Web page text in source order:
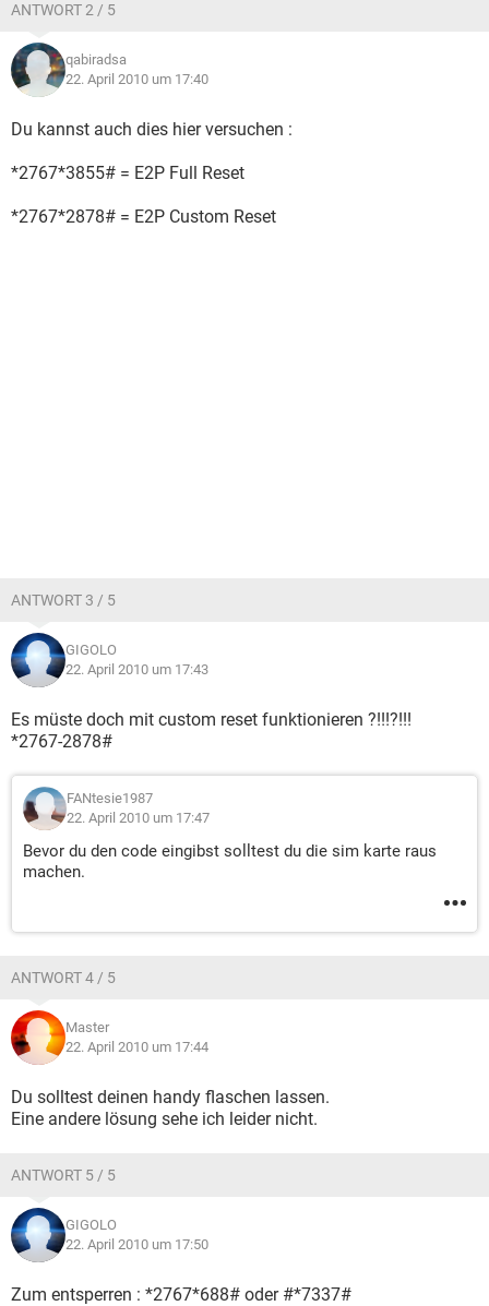
ANTWORT 2 / 5
qabiradsa
22. April 2010 um 17:40
Du kannst auch dies hier versuchen :
*2767*3855# = E2P Full Reset
*2767*2878# = E2P Custom Reset
ANTWORT 3 / 5
GIGOLO
22. April 2010 um 17:43
Es müste doch mit custom reset funktionieren ?!!!?!!!
*2767-2878#
FANtesie1987
22. April 2010 um 17:47
Bevor du den code eingibst solltest du die sim karte raus
machen.
ANTWORT 4 / 5
Master
22. April 2010 um 17:44
Du solltest deinen handy flaschen lassen.
Eine andere lösung sehe ich leider nicht.
ANTWORT 5 / 5
GIGOLO
22. April 2010 um 17:50
Zum entsperren : *2767*688# oder #*7337#